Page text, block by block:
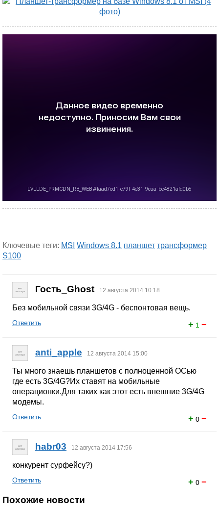
Ключевые теги: MSI Windows 8.1 планшет трансформер
S100
Гость_Ghost 12 августа 2014 10:18
Без мобильной связи 3G/4G - беспонтовая вещь.
+ 1 −
Ответить
anti_apple 12 августа 2014 15:00
Ты много знаешь планшетов с полноценной ОСью
где есть 3G/4G?Их ставят на мобильные
операционки.Для таких как этот есть внешние 3G/4G
модемы.
+ 0 −
Ответить
habr03 12 августа 2014 17:56
конкурент сурфейсу?)
+ 0 −
Ответить
Похожие новости